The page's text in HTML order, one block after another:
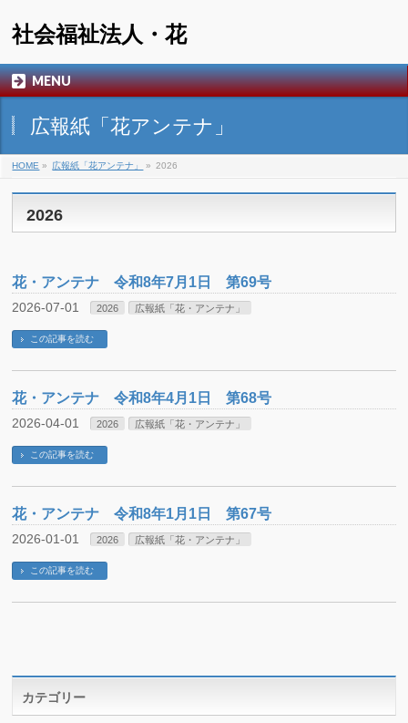
社会福祉法人・花
MENU
広報紙「花アンテナ」
HOME » 広報紙「花アンテナ」 » 2026
2026
花・アンテナ 令和8年7月1日 第69号
2026-07-01 2026 広報紙「花・アンテナ」
この記事を読む
花・アンテナ 令和8年4月1日 第68号
2026-04-01 2026 広報紙「花・アンテナ」
この記事を読む
花・アンテナ 令和8年1月1日 第67号
2026-01-01 2026 広報紙「花・アンテナ」
この記事を読む
カテゴリー